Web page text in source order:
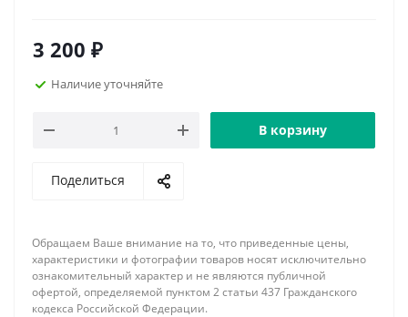
3 200 ₽
Наличие уточняйте
В корзину
Поделиться
Обращаем Ваше внимание на то, что приведенные цены,
характеристики и фотографии товаров носят исключительно
ознакомительный характер и не являются публичной
офертой, определяемой пунктом 2 статьи 437 Гражданского
кодекса Российской Федерации.